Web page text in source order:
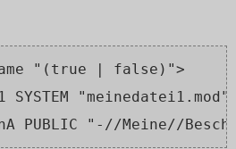
"(true | false)">
SYSTEM
PUBLIC "-//Meine//